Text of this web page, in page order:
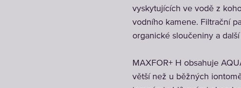
vyskytujících ve vodě z
vodního kamene. Filtrační
organické sloučeniny a
MAXFOR+ H obsahuje
větší než u běžných